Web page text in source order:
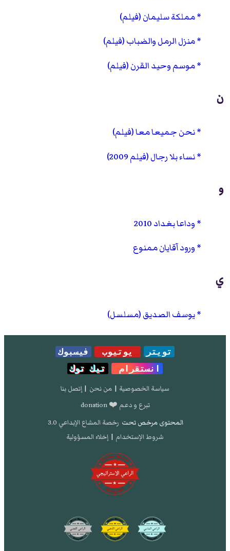
مملكة سليمان (فيلم)
منزل الرمل والضباب (فيلم)
موسم وحيد القرن (فيلم)
ن
نحن جميعا معا (فيلم)
نساء بلا رجال (فيلم 2009)
و
وداعا بغداد 2010
ورود آقايان ممنوع
ي
يوسف الصديق (مسلسل)
تويتر يوتيوب
فيسبوك
انستقرام
تيك توك
سياسة الخصوصية | من نحن | إتصل بنا
تبرع و دعم ❤️ donation
المحتوى مرخص تحت رخصة المشاع الإبداعي 3.0
شروط الإستخدام | إخلاء المسؤولية